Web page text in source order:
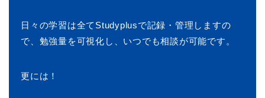
日々の学習は全てStudyplusで記録・管理しますの
で、勉強量を可視化し、いつでも相談が可能です。
更には！